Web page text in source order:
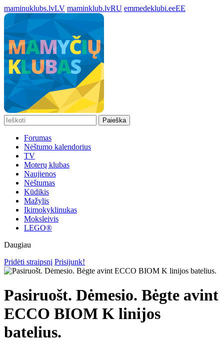
maminuklubs.lvLV maminklub.lvRU emmedeklubi.eeEE
Paieška
Forumas
Nėštumo kalendorius
TV
Moterų klubas
Naujienos
Nėštumas
Kūdikis
Mažylis
Ikimokyklinukas
Moksleivis
LEGO®
Daugiau
Pridėti straipsnį Prisijunk!
Pasiruošt. Dėmesio. Bėgte avint
ECCO BIOM K linijos
batelius.